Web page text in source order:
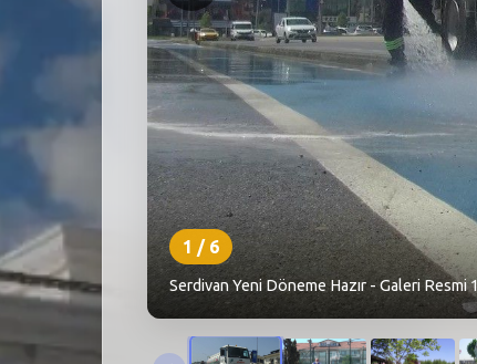
1 / 6
Serdivan Yeni Döneme Hazır - Galeri Resmi 1